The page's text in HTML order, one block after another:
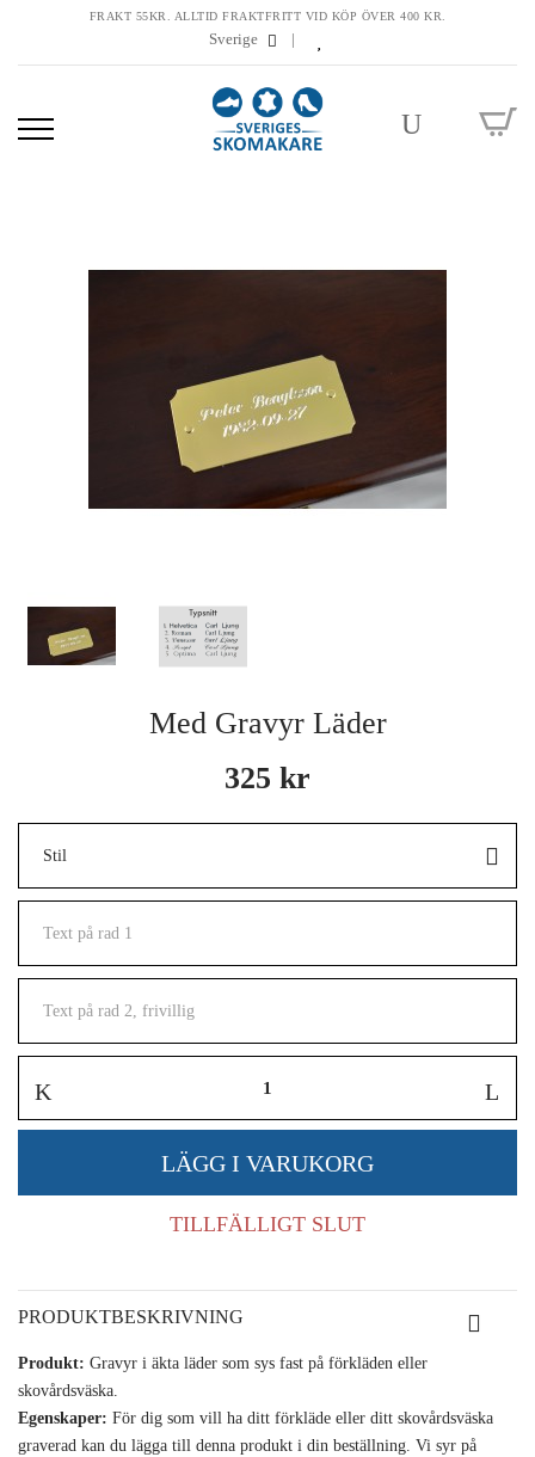
FRAKT 55KR. ALLTID FRAKTFRITT VID KÖP ÖVER 400 KR.
Sverige
Med Gravyr Läder
325 kr
TILLFÄLLIGT SLUT
PRODUKTBESKRIVNING
Produkt: Gravyr i äkta läder som sys fast på förkläden eller
skovårdsväska.
Egenskaper: För dig som vill ha ditt förkläde eller ditt skovårdsväska
graverad kan du lägga till denna produkt i din beställning. Vi syr på